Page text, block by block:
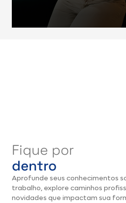
Fique por
dentro
Aprofunde seus conhecimentos
trabalho, explore caminhos
novidades que impactam sua